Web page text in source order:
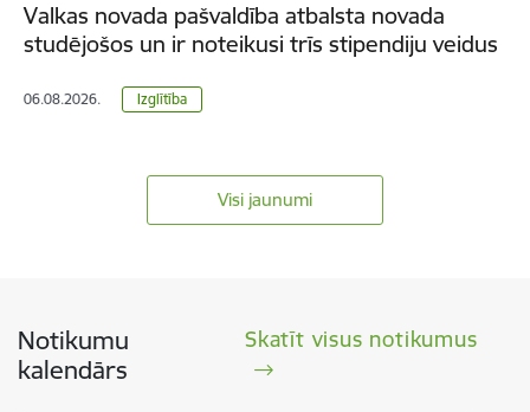
Valkas novada pašvaldība atbalsta novada
studējošos un ir noteikusi trīs stipendiju veidus
06.08.2026. Izglītība
Visi jaunumi
Notikumu
kalendārs
Skatīt visus notikumus